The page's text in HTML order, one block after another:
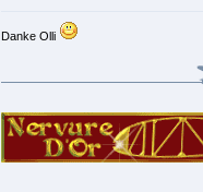
Danke Olli